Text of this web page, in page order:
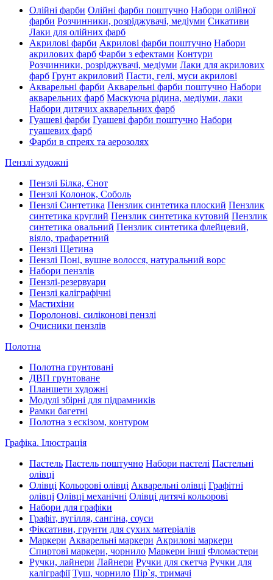
Олійні фарби Олійні фарби поштучно Набори олійної
фарби Розчинники, розріджувачі, медіуми Сикативи
Лаки для олійних фарб
Акрилові фарби Акрилові фарби поштучно Набори
акрилових фарб Фарби з ефектами Контури
Розчинники, розріджувачі, медіуми Лаки для акрилових
фарб Грунт акриловий Пасти, гелі, муси акрилові
Акварельні фарби Акварельні фарби поштучно Набори
акварельних фарб Маскуюча рідина, медіуми, лаки
Набори дитячих акварельних фарб
Гуашеві фарби Гуашеві фарби поштучно Набори
гуашевих фарб
Фарби в спреях та аерозолях
Пензлі художні
Пензлі Білка, Єнот
Пензлі Колонок, Соболь
Пензлі Синтетика Пензлик синтетика плоский Пензлик
синтетика круглий Пензлик синтетика кутовий Пензлик
синтетика овальний Пензлик синтетика флейцевий,
віяло, трафаретний
Пензлі Щетина
Пензлі Поні, вушне волосся, натуральний ворс
Набори пензлів
Пензлі-резервуари
Пензлі каліграфічні
Мастихіни
Поролонові, силіконові пензлі
Очисники пензлів
Полотна
Полотна грунтовані
ДВП грунтоване
Планшети художні
Модулі збірні для підрамників
Рамки багетні
Полотна з ескізом, контуром
Графіка. Ілюстрація
Пастель Пастель поштучно Набори пастелі Пастельні
олівці
Олівці Кольорові олівці Акварельні олівці Графітні
олівці Олівці механічні Олівці дитячі кольорові
Набори для графіки
Графіт, вугілля, сангіна, соуси
Фіксативи, грунти для сухих матеріалів
Маркери Акварельні маркери Акрилові маркери
Спиртові маркери, чорнило Маркери інші Фломастери
Ручки, лайнери Лайнери Ручки для скетча Ручки для
каліграфії Туш, чорнило Пір`я, тримачі